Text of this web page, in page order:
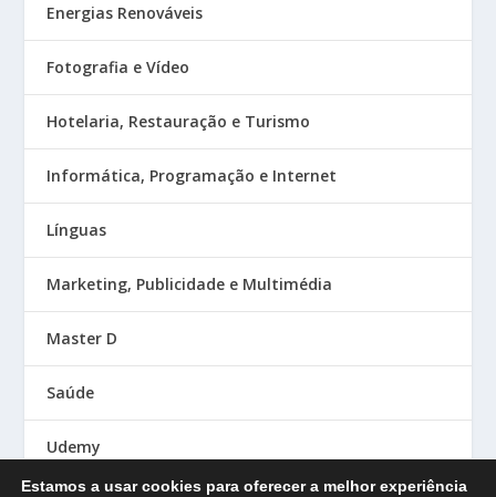
Energias Renováveis
Fotografia e Vídeo
Hotelaria, Restauração e Turismo
Informática, Programação e Internet
Línguas
Marketing, Publicidade e Multimédia
Master D
Saúde
Udemy
Estamos a usar cookies para oferecer a melhor experiência